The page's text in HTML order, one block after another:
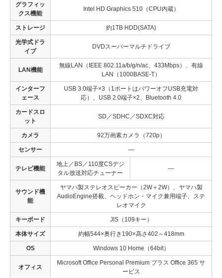
グラフィッ
クス機能
Intel HD Graphics 510（CPU内蔵）
ストレージ 約1TB HDD(SATA)
光学式ドラ
イブ
DVDスーパーマルチドライブ
LAN機能
無線LAN（IEEE 802.11a/b/g/n/ac、433Mbps）、有線
LAN（1000BASE-T）
インターフ
ェース
USB 3.0端子×3（1ポートはパワーオフUSB充電対
応）、USB 2.0端子×2、Bluetooth 4.0
カードスロ
ット
SD／SDHC／SDXC対応
カメラ 92万画素カメラ（720p）
センサー —
テレビ機能
地上／BS／110度CSデジ
タル放送対応チューナー
—
サウンド機
能
ヤマハ製ステレオスピーカー（2W＋2W）、ヤマハ製
AudioEngine搭載、ヘッドホン・マイク兼用端子、ステ
レオマイク
キーボード JIS（109キー）
本体サイズ 約幅544×奥行き190×高さ402～418mm
OS Windows 10 Home（64bit）
オフィス
Microsoft Office Personal Premium プラス Office 365 サ
ービス